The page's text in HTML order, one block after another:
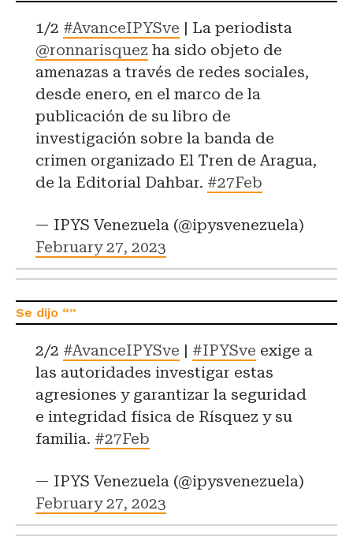
1/2 #AvanceIPYSve | La periodista
@ronnarisquez ha sido objeto de
amenazas a través de redes sociales,
desde enero, en el marco de la
publicación de su libro de
investigación sobre la banda de
crimen organizado El Tren de Aragua,
de la Editorial Dahbar. #27Feb
— IPYS Venezuela (@ipysvenezuela)
February 27, 2023
2/2 #AvanceIPYSve | #IPYSve exige a
las autoridades investigar estas
agresiones y garantizar la seguridad
e integridad física de Rísquez y su
familia. #27Feb
— IPYS Venezuela (@ipysvenezuela)
February 27, 2023